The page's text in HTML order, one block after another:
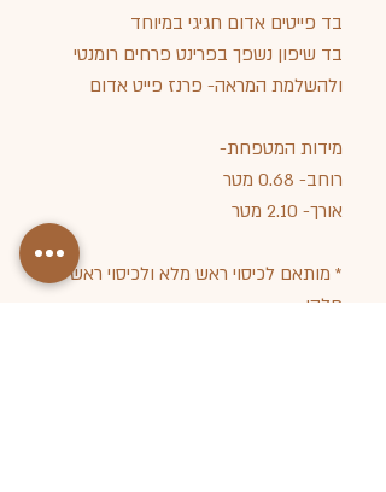
בד פייטים אדום חגיגי במיוחד
בד שיפון נשפך בפרינט פרחים רומנטי
ולהשלמת המראה- פרנז פייט אדום
מידות המטפחת-
רוחב- 0.68 מטר
אורך- 2.10 מטר
* מותאם לכיסוי ראש מלא ולכיסוי ראש
חלקי